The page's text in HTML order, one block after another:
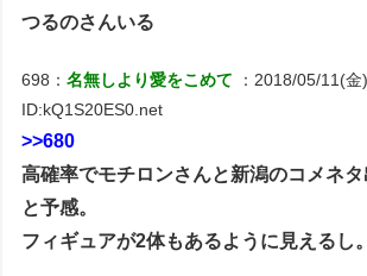
つるのさんいる
698：名無しより愛をこめて
：2018/05/11(
ID:kQ1S20ES0.net
>>680
高確率でモチロンさんと新潟のコメネ
と予感。
フィギュアが2体もあるように見えるし。